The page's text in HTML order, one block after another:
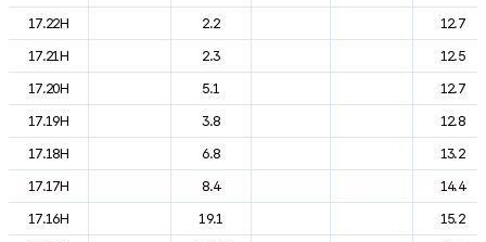
17.22H
2.2
12.7
17.21H
2.3
12.5
17.20H
5.1
12.7
17.19H
3.8
12.8
17.18H
6.8
13.2
17.17H
8.4
14.4
17.16H
19.1
15.2